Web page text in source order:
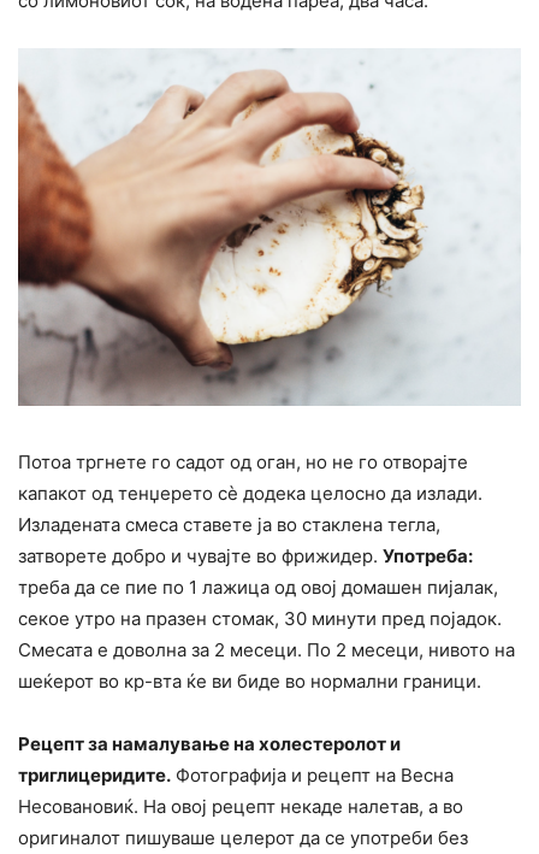
Потоа тргнете го садот од оган, но не го отворајте
капакот од тенџерето сè додека целосно да излади.
Изладената смеса ставете ја во стаклена тегла,
затворете добро и чувајте во фрижидер. Употреба:
треба да се пие по 1 лажица од овој домашен пијалак,
секое утро на празен стомак, 30 минути пред појадок.
Смесата е доволна за 2 месеци. По 2 месеци, нивото на
шеќерот во кр-вта ќе ви биде во нормални граници.
Рецепт за намалување на холестеролот и
триглицеридите. Фотографија и рецепт на Весна
Несовановиќ. На овој рецепт некаде налетав, а во
оригиналот пишуваше целерот да се употреби без